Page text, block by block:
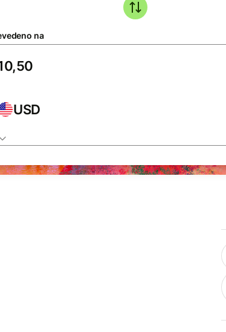
na
USD